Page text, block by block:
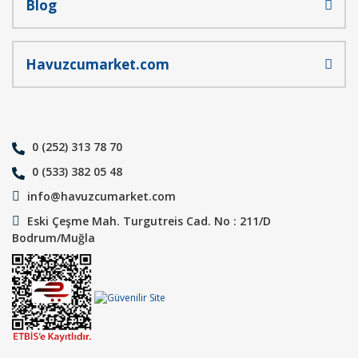
Blog
Havuzcumarket.com
0 (252) 313 78 70
0 (533) 382 05 48
info@havuzcumarket.com
Eski Çeşme Mah. Turgutreis Cad. No : 211/D
Bodrum/Muğla